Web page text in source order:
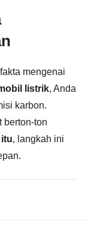
mengenai
listrik, Anda
karbon.
berton-ton
, langkah ini